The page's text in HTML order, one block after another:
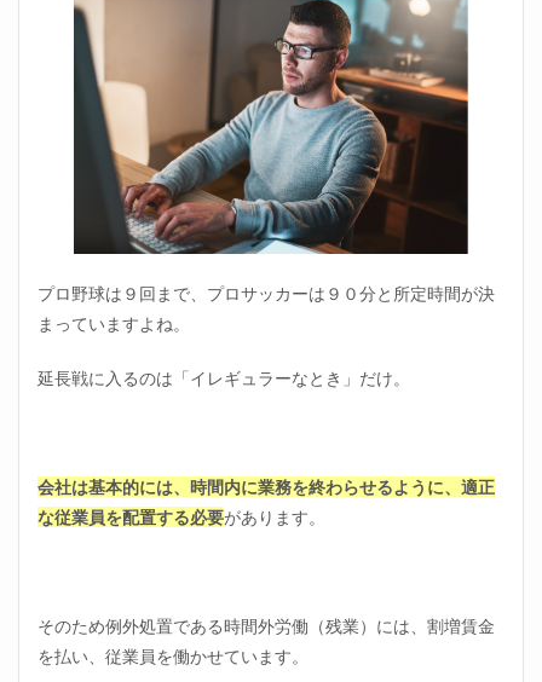
しら
い方
2.1
わざ
と残
業す
2.2
代目
2.3
所が
ない
帰る
ため
プロ野球は９回まで、プロサッカーは９０分と所定時間が決
まっていますよね。
延長戦に入るのは「イレギュラーなとき」だけ。
会社は基本的には、時間内に業務を終わらせるように、適正
な従業員を配置する必要があります。
そのため例外処置である時間外労働（残業）には、割増賃金
を払い、従業員を働かせています。